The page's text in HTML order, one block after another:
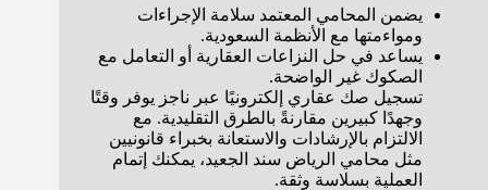
يضمن المحامي المعتمد سلامة الإجراءات
ومواءمتها مع الأنظمة السعودية.
يساعد في حل النزاعات العقارية أو التعامل مع
الصكوك غير الواضحة.
تسجيل صك عقاري إلكترونيًا عبر ناجز يوفر وقتًا
وجهدًا كبيرين مقارنةً بالطرق التقليدية. مع
الالتزام بالإرشادات والاستعانة بخبراء قانونيين
مثل محامي الرياض سند الجعيد، يمكنك إتمام
العملية بسلاسة وثقة.